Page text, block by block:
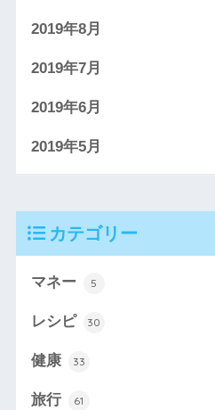
2019年8月
2019年7月
2019年6月
2019年5月
カテゴリー
マネー 5
レシピ 30
健康 33
旅行 61